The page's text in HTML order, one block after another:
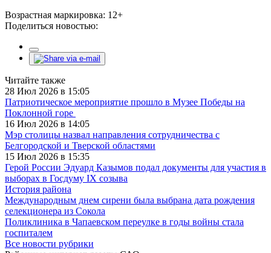
Возрастная маркировка: 12+
Поделиться новостью:
Читайте также
28 Июл 2026 в 15:05
Патриотическое мероприятие прошло в Музее Победы на
Поклонной горе
16 Июл 2026 в 14:05
Мэр столицы назвал направления сотрудничества с
Белгородской и Тверской областями
15 Июл 2026 в 15:35
Герой России Эдуард Казымов подал документы для участия в
выборах в Госдуму IX созыва
История района
Международным днем сирени была выбрана дата рождения
селекционера из Сокола
Поликлиника в Чапаевском переулке в годы войны стала
госпиталем
Все новости рубрики